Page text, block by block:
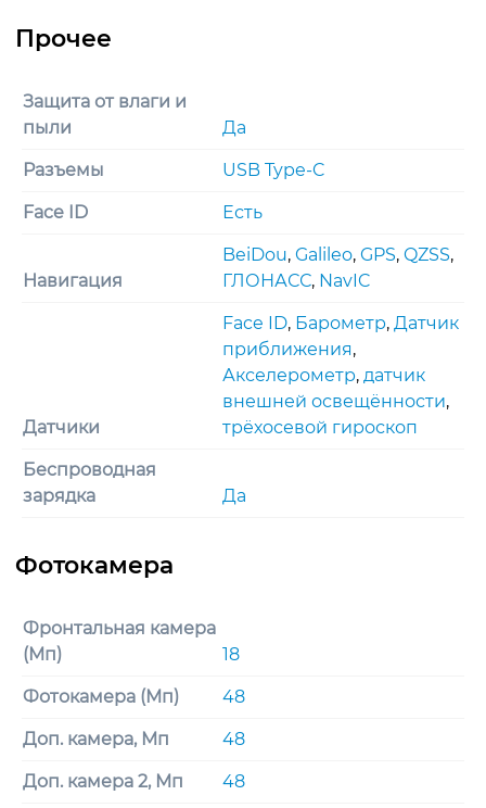
Защита от влаги и
пыли
Да
Разъемы USB Type-C
Face ID Есть
Навигация
BeiDou, Galileo, GPS, QZSS,
ГЛОНАСС, NavIC
Датчики
Face ID, Барометр, Датчик
приближения,
Акселерометр, датчик
внешней освещённости,
трёхосевой гироскоп
Беспроводная
зарядка
Да
Фронтальная камера
(Мп)
18
Фотокамера (Мп) 48
Доп. камера, Мп 48
Доп. камера 2, Мп 48